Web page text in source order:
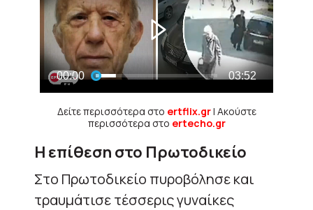
Δείτε περισσότερα στο ertflix.gr| Ακούστε
περισσότερα στο ertecho.gr
Η επίθεση στο Πρωτοδικείο
Στο Πρωτοδικείο πυροβόλησε και
τραυμάτισε τέσσερις γυναίκες